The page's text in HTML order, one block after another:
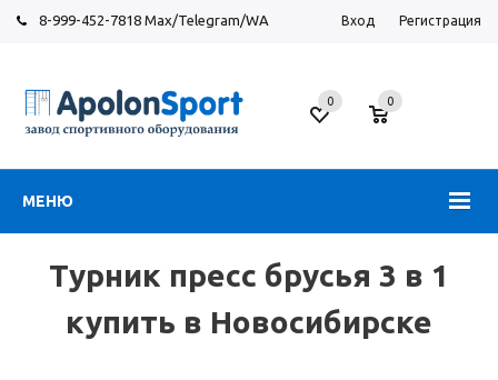
8-999-452-7818 Max/Telegram/WA Вход Регистрация
МЕНЮ
Новосибирск
ул.
0
0
Турник пресс брусья 3 в 1
купить в Новосибирске